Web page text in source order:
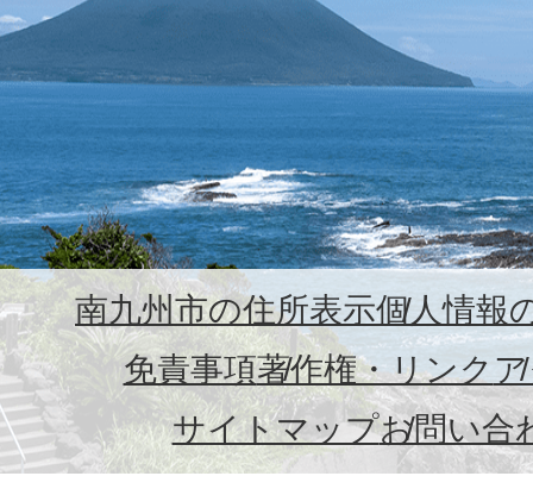
南九州市の住所表示個人情報
免責事項著作権・リンク
サイトマップお問い合